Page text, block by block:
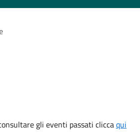
gli eventi passati cliccaqui